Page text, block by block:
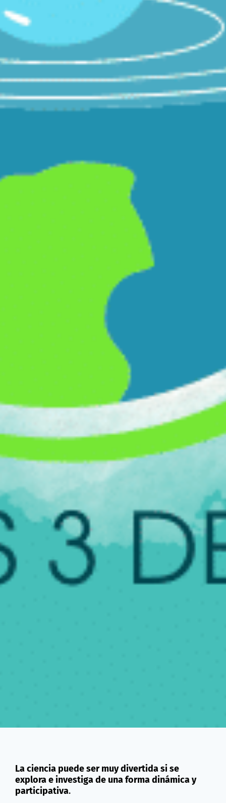
La ciencia puede ser muy divertida si se
explora e investiga de una forma dinámica y
participativa.